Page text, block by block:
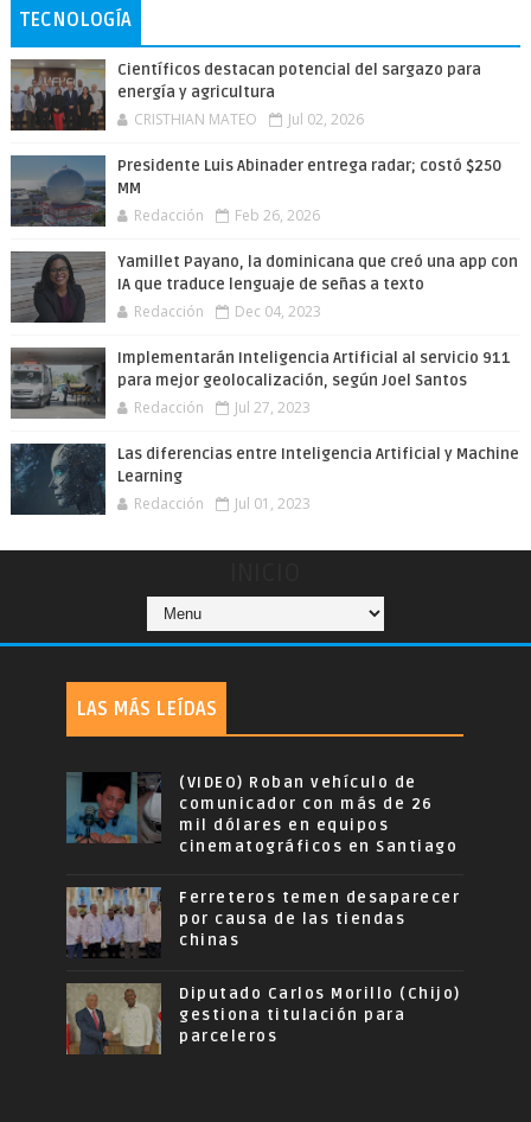
TECNOLOGÍA
Científicos destacan potencial del sargazo para
energía y agricultura
CRISTHIAN MATEO Jul 02, 2026
Presidente Luis Abinader entrega radar; costó $250
MM
Redacción Feb 26, 2026
Yamillet Payano, la dominicana que creó una app con
IA que traduce lenguaje de señas a texto
Redacción Dec 04, 2023
Implementarán Inteligencia Artificial al servicio 911
para mejor geolocalización, según Joel Santos
Redacción Jul 27, 2023
Las diferencias entre Inteligencia Artificial y Machine
Learning
Redacción Jul 01, 2023
LAS MÁS LEÍDAS
(VIDEO) Roban vehículo de
comunicador con más de 26
mil dólares en equipos
cinematográficos en Santiago
Ferreteros temen desaparecer
por causa de las tiendas
chinas
Diputado Carlos Morillo (Chijo)
gestiona titulación para
parceleros